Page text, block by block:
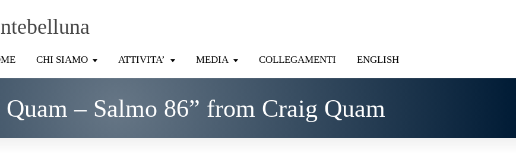
CHI SIAMO ATTIVITA’ MEDIA COLLEGAMENTI ENGLISH
Quam – Salmo 86” from Craig Quam